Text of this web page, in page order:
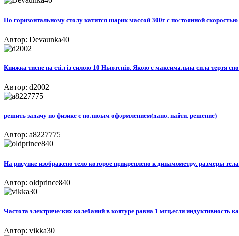
По горизонтальному столу катится шарик массой 300г с постоянной
Автор: Devaunka40
Книжка тисне на стіл із силою 10 Ньютонів. Якою є максимальна сила тертя
Автор: d2002
решить задачу по физике с полноым оформлением(дано, найти, решение)
Автор: a8227775
На рисунке изображено тело которое прикреплено к динамометру. размеры
Автор: oldprince840
Частота электрических колебаний в контуре равна 1 мгц.если индуктивность
Автор: vikka30